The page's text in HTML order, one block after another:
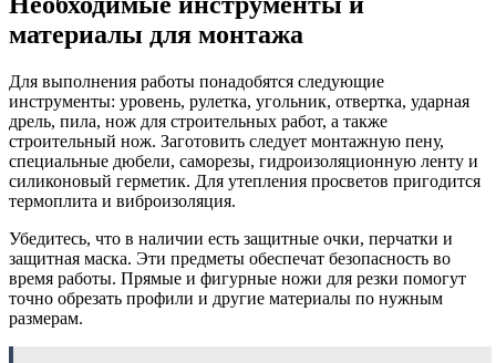
материалы для монтажа
Для выполнения работы понадобятся следующие
инструменты: уровень, рулетка, угольник, отвертка, ударная
дрель, пила, нож для строительных работ, а также
строительный нож. Заготовить следует монтажную пену,
специальные дюбели, саморезы, гидроизоляционную ленту и
силиконовый герметик. Для утепления просветов пригодится
термоплита и виброизоляция.
Убедитесь, что в наличии есть защитные очки, перчатки и
защитная маска. Эти предметы обеспечат безопасность во
время работы. Прямые и фигурные ножи для резки помогут
точно обрезать профили и другие материалы по нужным
размерам.